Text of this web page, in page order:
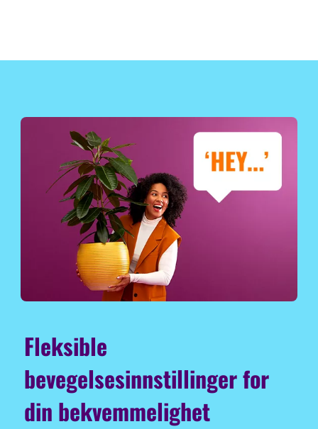
Fleksible
bevegelsesinnstillinger for
din bekvemmelighet